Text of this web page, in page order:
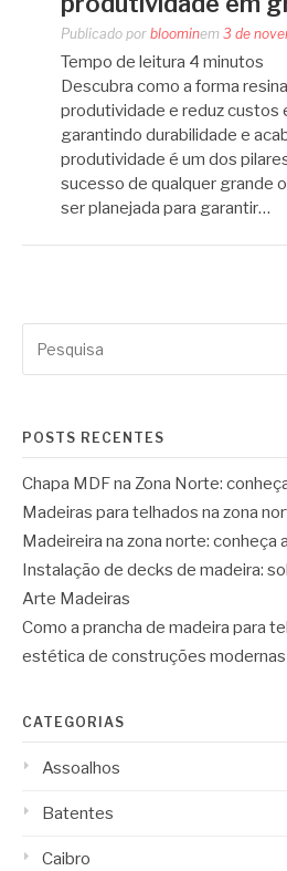
Publicado por bloominem 3 de
Tempo de leitura 4 minutos
Descubra como a forma
produtividade e reduz custos
garantindo durabilidade e
produtividade é um dos
sucesso de qualquer grande
ser planejada para garantir…
por:
POSTS RECENTES
Chapa MDF na Zona Norte:
Madeiras para telhados na zona
Madeireira na zona norte: conheça
Instalação de decks de madeira:
Arte Madeiras
Como a prancha de madeira para
estética de construções
CATEGORIAS
Assoalhos
Batentes
Caibro